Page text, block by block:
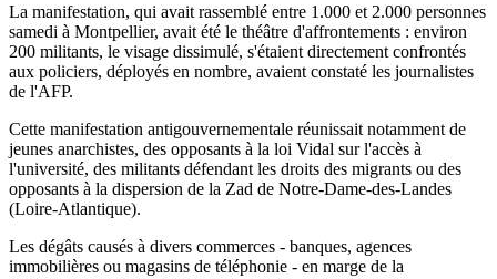
La manifestation, qui avait rassemblé entre 1.000 et 2.000 personnes
samedi à Montpellier, avait été le théâtre d'affrontements : environ
200 militants, le visage dissimulé, s'étaient directement confrontés
aux policiers, déployés en nombre, avaient constaté les journalistes
de l'AFP.
Cette manifestation antigouvernementale réunissait notamment de
jeunes anarchistes, des opposants à la loi Vidal sur l'accès à
l'université, des militants défendant les droits des migrants ou des
opposants à la dispersion de la Zad de Notre-Dame-des-Landes
(Loire-Atlantique).
Les dégâts causés à divers commerces - banques, agences
immobilières ou magasins de téléphonie - en marge de la